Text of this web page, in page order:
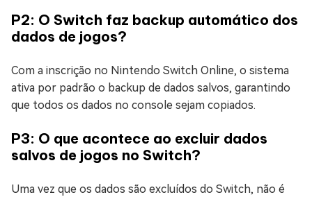
P2: O Switch faz backup automático dos
dados de jogos?
Com a inscrição no Nintendo Switch Online, o sistema
ativa por padrão o backup de dados salvos, garantindo
que todos os dados no console sejam copiados.
P3: O que acontece ao excluir dados
salvos de jogos no Switch?
Uma vez que os dados são excluídos do Switch, não é